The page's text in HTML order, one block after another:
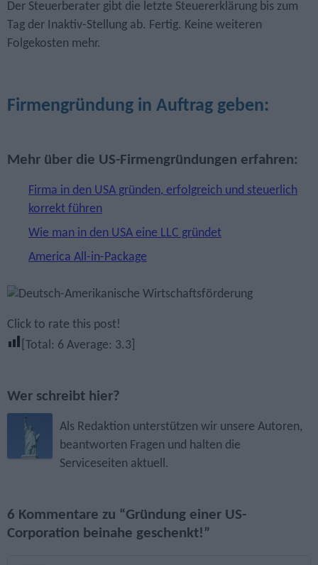
Der Steuerberater gibt die letzte Steuer­erklärung bis zum
Tag der Inaktiv-Stellung ab. Fertig. Keine weiteren
Folgekosten mehr.
Firmengründung in Auftrag geben:
Mehr über die US-Firmengründungen erfahren:
Firma in den USA gründen, erfolg­reich und steuerlich
korrekt führen
Wie man in den USA eine LLC gründet
America All-in-Package
Click to rate this post!
[Total: 6 Average: 3.3
Wer schreibt hier?
Als Redaktion unterstützen wir unsere Autoren,
beantworten Fragen und halten die
Serviceseiten aktuell.
6 Kommentare zu “Gründung einer US-
Corporation beinahe geschenkt!”